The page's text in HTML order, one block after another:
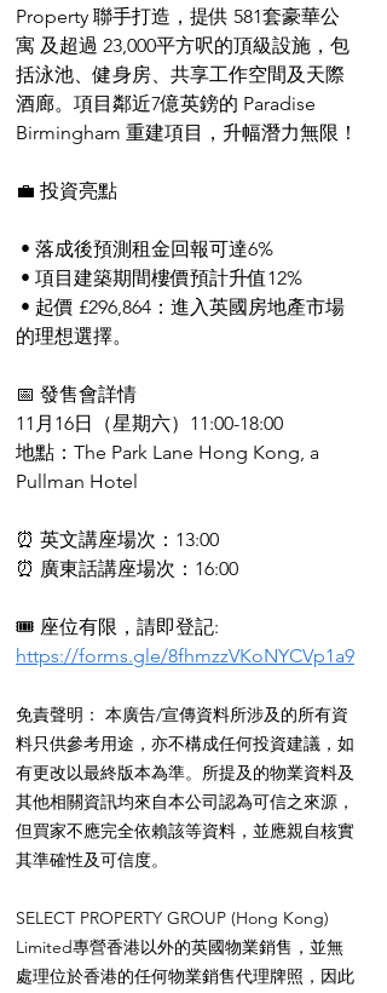
Property 聯手打造，提供 581套豪華公
寓 及超過 23,000平方呎的頂級設施，包
括泳池、健身房、共享工作空間及天際
酒廊。項目鄰近7億英鎊的 Paradise
Birmingham 重建項目，升幅潛力無限！
💼 投資亮點
• 落成後預測租金回報可達6%
• 項目建築期間樓價預計升值12%
的理想選擇。
📅 發售會詳情
11月16日（星期六）11:00-18:00
地點：The Park Lane Hong Kong, a
Pullman Hotel
⏰ 英文講座場次：13:00
⏰ 廣東話講座場次：16:00
🎟 座位有限，請即登記:
https://forms.gle/8fhmzzVKoNYCVp1a9
免責聲明： 本廣告/宣傳資料所涉及的所有資
料只供參考用途，亦不構成任何投資建議，如
有更改以最終版本為準。所提及的物業資料及
其他相關資訊均來自本公司認為可信之來源，
但買家不應完全依賴該等資料，並應親自核實
其準確性及可信度。
SELECT PROPERTY GROUP (Hong Kong)
Limited專營香港以外的英國物業銷售，並無
處理位於香港的任何物業銷售代理牌照，因此